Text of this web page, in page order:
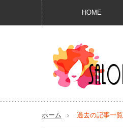
HOME
ホーム 過去の記事一覧